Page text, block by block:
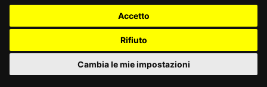
Accetto
Rifiuto
Cambia le mie impostazioni
Consulta OnLine|